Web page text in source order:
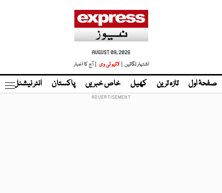
AUGUST 09, 2026
اشتہار لگائیں |
لائیو ٹی وی | آج کا اخبار
صفحۂ اول تازہ ترین کھیل خاص خبریں پاکستان انٹر نیشنل